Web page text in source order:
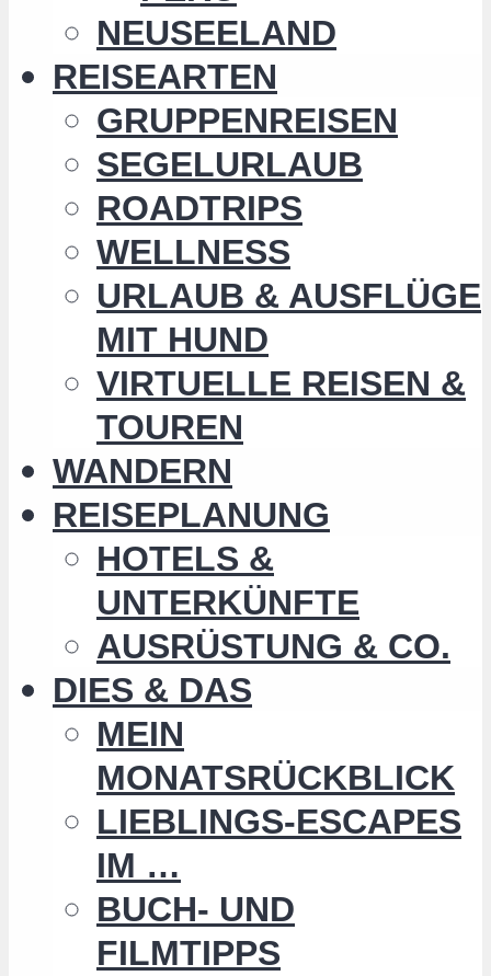
NEUSEELAND
REISEARTEN
GRUPPENREISEN
SEGELURLAUB
ROADTRIPS
WELLNESS
URLAUB & AUSFLÜGE
MIT HUND
VIRTUELLE REISEN &
TOUREN
WANDERN
REISEPLANUNG
HOTELS &
UNTERKÜNFTE
AUSRÜSTUNG & CO.
DIES & DAS
MEIN
MONATSRÜCKBLICK
LIEBLINGS-ESCAPES
IM …
BUCH- UND
FILMTIPPS